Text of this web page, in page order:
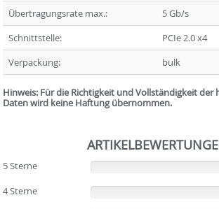
Übertragungsrate max.:
5 Gb/s
Schnittstelle:
PCIe 2.0 x4
Verpackung:
bulk
Hinweis: Für die Richtigkeit und Vollständigkeit der
Daten wird keine Haftung übernommen.
5 Sterne
4 Sterne